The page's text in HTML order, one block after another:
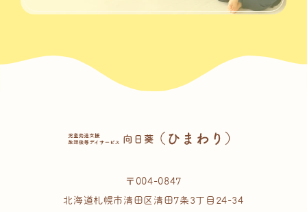
〒004-0847
北海道札幌市清田区清田7条3丁目24-34